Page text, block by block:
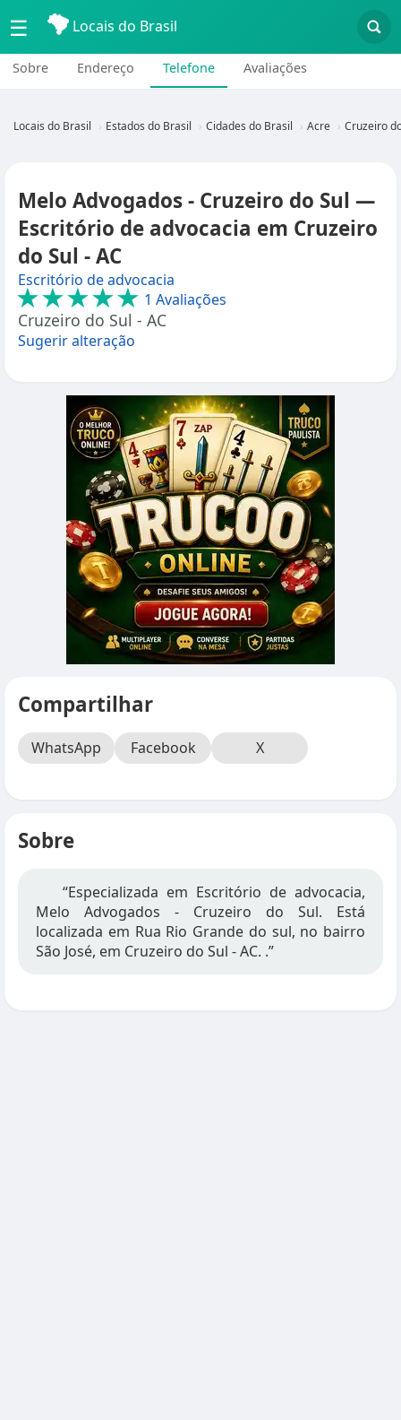
☰ Locais do Brasil
Sobre Endereço Telefone Avaliações
Locais do Brasil Estados do Brasil Cidades do Brasil Acre Cruzeiro
Melo Advogados - Cruzeiro do Sul —
Escritório de advocacia em Cruzeiro
do Sul - AC
Escritório de advocacia
★★★★★ 1 Avaliações
Cruzeiro do Sul - AC
Sugerir alteração
Compartilhar
WhatsApp Facebook X
Sobre
“Especializada em Escritório de advocacia,
Melo Advogados - Cruzeiro do Sul. Está
localizada em Rua Rio Grande do sul, no bairro
São José, em Cruzeiro do Sul - AC. .”